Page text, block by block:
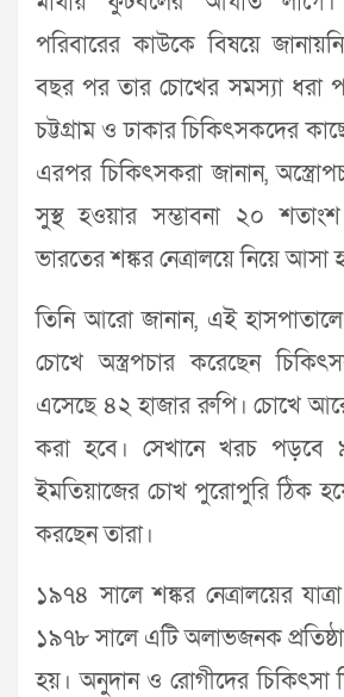
পরিবারের কাউকে বিষয়ে
বছর পর তার চোখের সমস্যা ধরা
চট্টগ্রাম ও ঢাকার চিকিৎসকদের
এরপর চিকিৎসকরা জানান,
সুস্থ হওয়ার সম্ভাবনা ২০
ভারতের শঙ্কর নেত্রালয়ে নিয়ে আসা
তিনি আরো জানান, এই
চোখে অস্ত্রপচার করেছেন
এসেছে ৪২ হাজার রুপি। চোখে
করা হবে। সেখানে খরচ পড়বে
ইমতিয়াজের চোখ পুরোপুরি ঠিক
করছেন তারা।
১৯৭৪ সালে শঙ্কর নেত্রালয়ের
১৯৭৮ সালে এটি অলাভজনক
হয়। অনুদান ও রোগীদের চিকিৎসা